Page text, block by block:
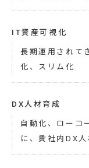
IT資産可視化
長期運用されて
化、スリム化
DX人材育成
自動化、ローコ
に、貴社内DX